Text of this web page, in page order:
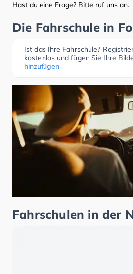
Hast du eine Frage? Bitte ruf uns an.
Die Fahrschule in
Ist das Ihre Fahrschule?
kostenlos und fügen Sie Ihre
hinzufügen
Fahrschulen in der